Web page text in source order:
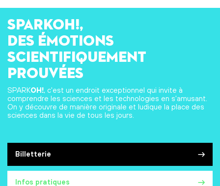
Billetterie
Infos pratiques
SPARKOH!,
des émotions
scientifiquement
prouvées
SPARKOH!, c'est un endroit exceptionnel qui invite à
comprendre les sciences et les technologies en s'amusant.
On y découvre de manière originale et ludique la place des
sciences dans la vie de tous les jours.